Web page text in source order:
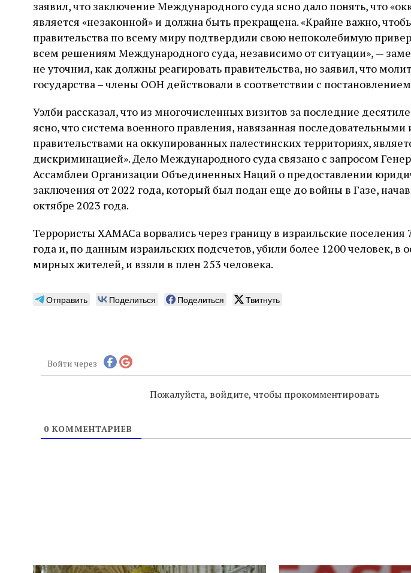
заявил, что заключение Международного суда ясно дало понять, что
является «незаконной» и должна быть прекращена. «Крайне важно,
правительства по всему миру подтвердили свою непоколебимую
всем решениям Международного суда, независимо от ситуации», —
не уточнил, как должны реагировать правительства, но заявил, что
государства – члены ООН действовали в соответствии с
Уэлби рассказал, что из многочисленных визитов за последние
ясно, что система военного правления, навязанная
правительствами на оккупированных палестинских территориях,
дискриминацией». Дело Международного суда связано с запросом
Ассамблеи Организации Объединенных Наций о предоставлении
заключения от 2022 года, который был подан еще до войны в Газе,
октябре 2023 года.
Террористы ХАМАСа ворвались через границу в израильские поселения
года и, по данным израильских подсчетов, убили более 1200 человек, в
мирных жителей, и взяли в плен 253 человека.
Отправить Поделиться Поделиться Твитнуть
Войти через
Пожалуйста, войдите, чтобы прокомментировать
0КОММЕНТАРИЕВ